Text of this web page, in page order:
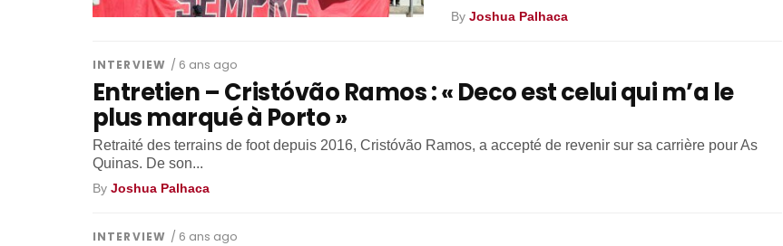
ByJoshua Palhaca
INTERVIEW / 6 ans ago
Entretien – Cristóvão Ramos : « Deco est celui qui m’a le
plus marqué à Porto »
Retraité des terrains de foot depuis 2016, Cristóvão Ramos, a accepté de revenir sur sa carrière pour As
Quinas. De son...
By Joshua Palhaca
INTERVIEW / 6 ans ago